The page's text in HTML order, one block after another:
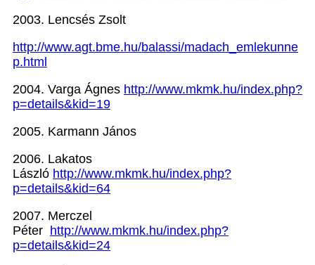
2003. Lencsés Zsolt
http://www.agt.bme.hu/balassi/madach_emlekunne
p.html
2004. Varga Ágnes http://www.mkmk.hu/index.php?
p=details&kid=19
2005. Karmann János
2006. Lakatos
László http://www.mkmk.hu/index.php?
p=details&kid=64
2007. Merczel
Péter http://www.mkmk.hu/index.php?
p=details&kid=24